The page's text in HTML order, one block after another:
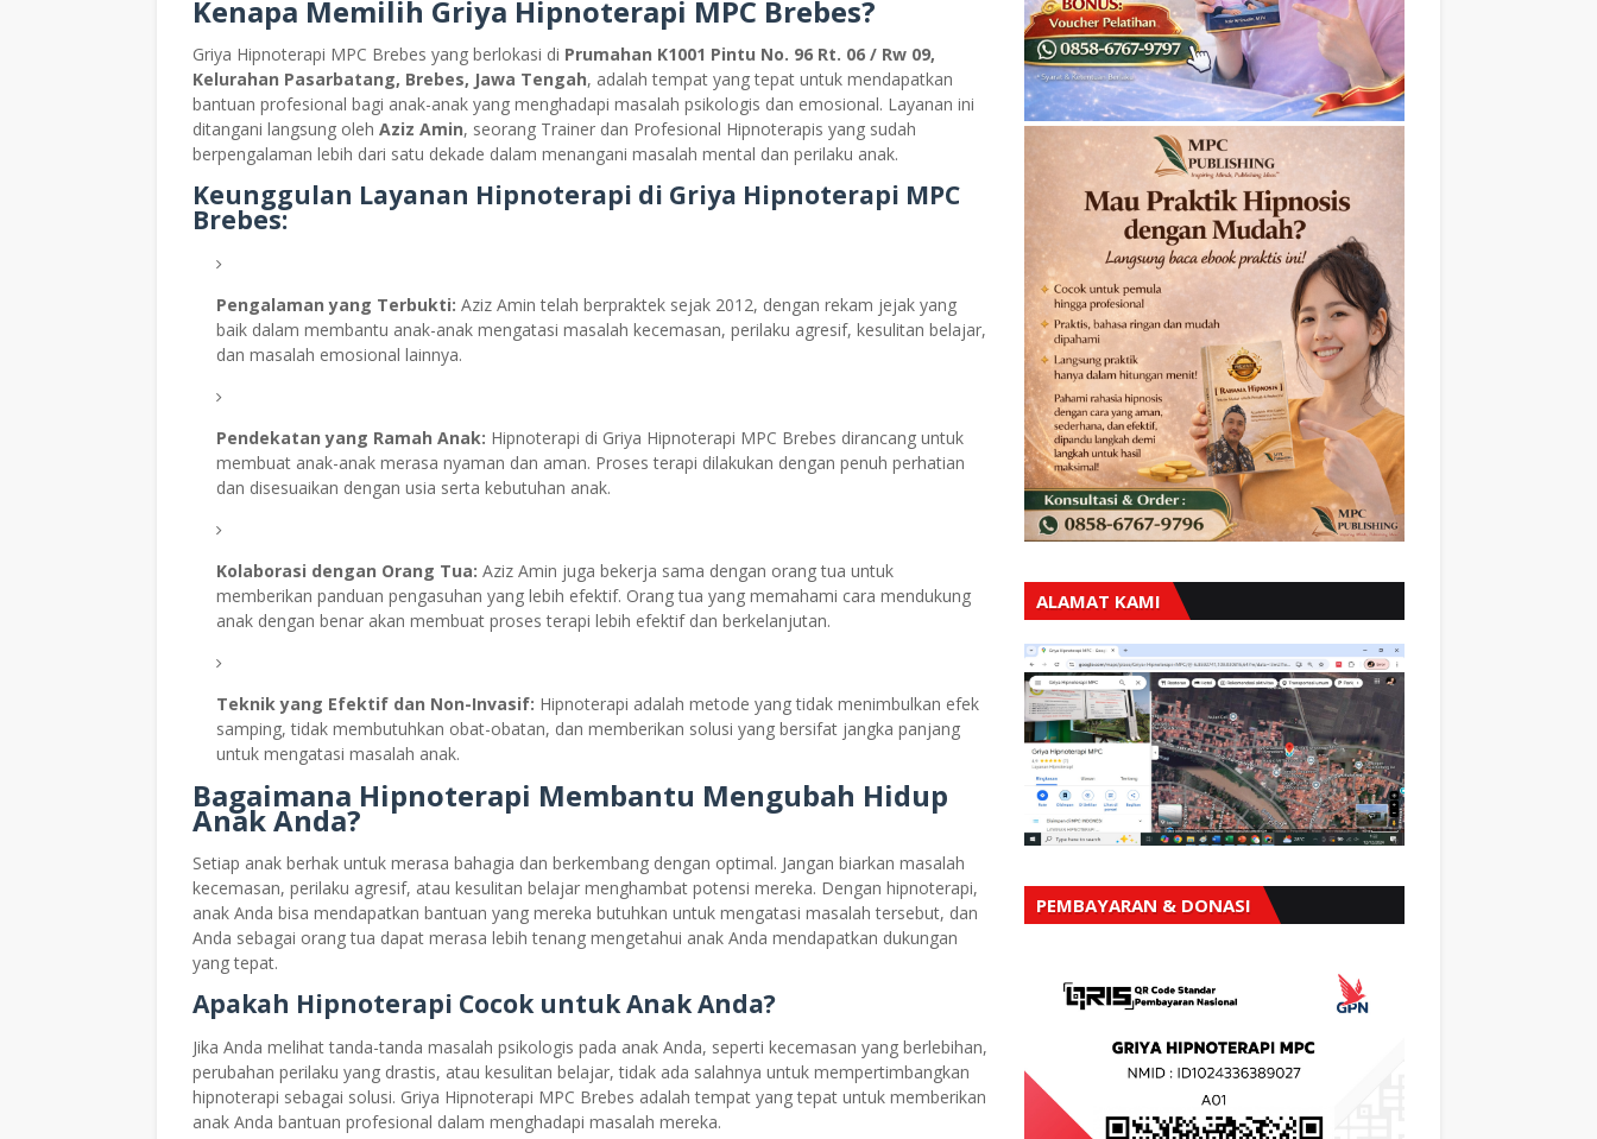
Kenapa Memilih Griya Hipnoterapi MPC Brebes?
Griya Hipnoterapi MPC Brebes yang berlokasi di Prumahan K1001 Pintu No. 96 Rt. 06 / Rw 09,
Kelurahan Pasarbatang, Brebes, Jawa Tengah, adalah tempat yang tepat untuk mendapatkan
bantuan profesional bagi anak-anak yang menghadapi masalah psikologis dan emosional. Layanan ini
ditangani langsung oleh Aziz Amin, seorang Trainer dan Profesional Hipnoterapis yang sudah
berpengalaman lebih dari satu dekade dalam menangani masalah mental dan perilaku anak.
Keunggulan Layanan Hipnoterapi di Griya Hipnoterapi MPC
Brebes:
Pengalaman yang Terbukti: Aziz Amin telah berpraktek sejak 2012, dengan rekam jejak yang
baik dalam membantu anak-anak mengatasi masalah kecemasan, perilaku agresif, kesulitan belajar,
dan masalah emosional lainnya.
Pendekatan yang Ramah Anak: Hipnoterapi di Griya Hipnoterapi MPC Brebes dirancang untuk
membuat anak-anak merasa nyaman dan aman. Proses terapi dilakukan dengan penuh perhatian
dan disesuaikan dengan usia serta kebutuhan anak.
Kolaborasi dengan Orang Tua: Aziz Amin juga bekerja sama dengan orang tua untuk
memberikan panduan pengasuhan yang lebih efektif. Orang tua yang memahami cara mendukung
anak dengan benar akan membuat proses terapi lebih efektif dan berkelanjutan.
Teknik yang Efektif dan Non-Invasif: Hipnoterapi adalah metode yang tidak menimbulkan efek
samping, tidak membutuhkan obat-obatan, dan memberikan solusi yang bersifat jangka panjang
untuk mengatasi masalah anak.
Bagaimana Hipnoterapi Membantu Mengubah Hidup
Anak Anda?
Setiap anak berhak untuk merasa bahagia dan berkembang dengan optimal. Jangan biarkan masalah
kecemasan, perilaku agresif, atau kesulitan belajar menghambat potensi mereka. Dengan hipnoterapi,
anak Anda bisa mendapatkan bantuan yang mereka butuhkan untuk mengatasi masalah tersebut, dan
Anda sebagai orang tua dapat merasa lebih tenang mengetahui anak Anda mendapatkan dukungan
yang tepat.
Apakah Hipnoterapi Cocok untuk Anak Anda?
Jika Anda melihat tanda-tanda masalah psikologis pada anak Anda, seperti kecemasan yang berlebihan,
perubahan perilaku yang drastis, atau kesulitan belajar, tidak ada salahnya untuk mempertimbangkan
hipnoterapi sebagai solusi. Griya Hipnoterapi MPC Brebes adalah tempat yang tepat untuk memberikan
anak Anda bantuan profesional dalam menghadapi masalah mereka.
ALAMAT KAMI
PEMBAYARAN & DONASI